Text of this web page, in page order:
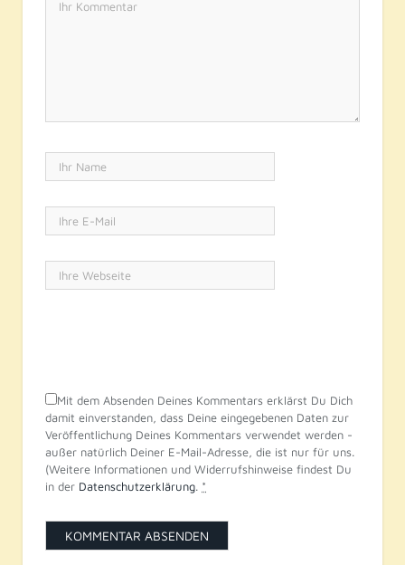
Mit dem Absenden Deines Kommentars erklärst Du Dich
damit einverstanden, dass Deine eingegebenen Daten zur
Veröffentlichung Deines Kommentars verwendet werden -
außer natürlich Deiner E-Mail-Adresse, die ist nur für uns.
(Weitere Informationen und Widerrufshinweise findest Du
in der Datenschutzerklärung. *